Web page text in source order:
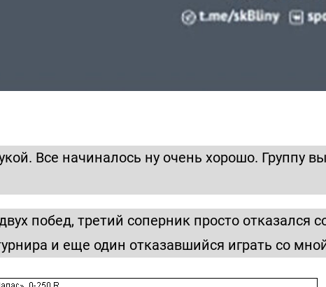
Все начиналось ну очень хорошо. Группу
побед, третий соперник просто отказался
и еще один отказавшийся играть со